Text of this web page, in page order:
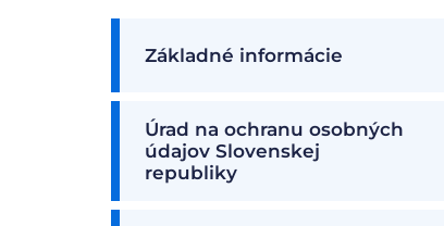
Základné informácie
Úrad na ochranu osobných
údajov Slovenskej
republiky